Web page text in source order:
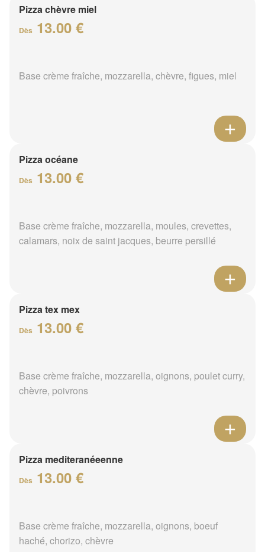
Pizza chèvre miel
Dès 13.00 €
Base crème fraîche, mozzarella, chèvre, figues, miel
Pizza océane
Dès 13.00 €
Base crème fraîche, mozzarella, moules, crevettes,
calamars, noix de saint jacques, beurre persillé
Pizza tex mex
Dès 13.00 €
Base crème fraîche, mozzarella, oignons, poulet curry,
chèvre, poivrons
Pizza mediteranéeenne
Dès 13.00 €
Base crème fraîche, mozzarella, oignons, boeuf
haché, chorizo, chèvre